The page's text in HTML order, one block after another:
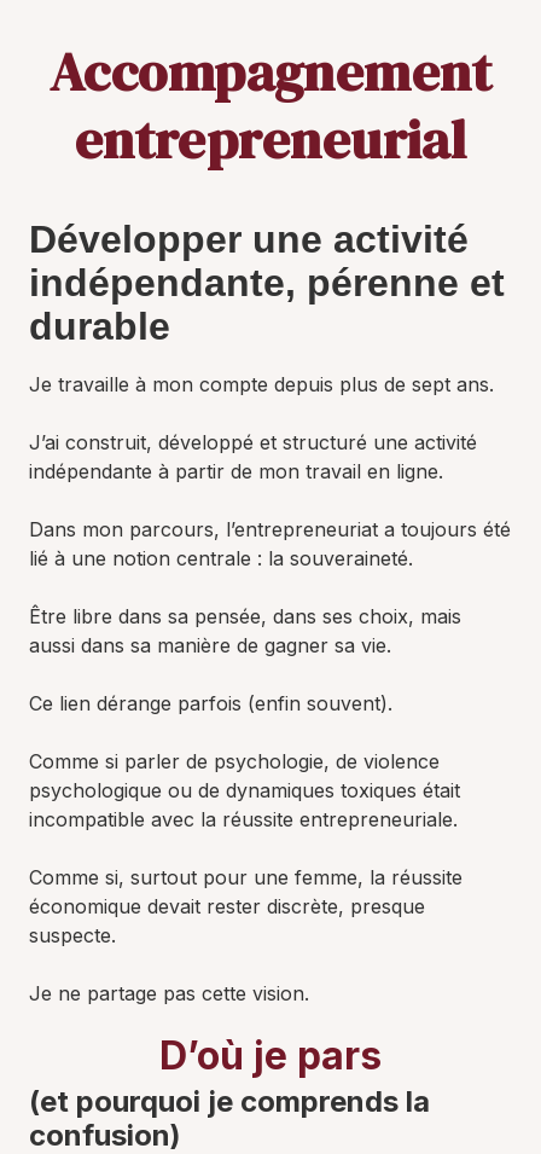
Accompagnement
entrepreneurial
Développer une activité
indépendante, pérenne et
durable
Je travaille à mon compte depuis plus de sept ans.
J’ai construit, développé et structuré une activité
indépendante à partir de mon travail en ligne.
Dans mon parcours, l’entrepreneuriat a toujours été
lié à une notion centrale : la souveraineté.
Être libre dans sa pensée, dans ses choix, mais
aussi dans sa manière de gagner sa vie.
Ce lien dérange parfois (enfin souvent).
Comme si parler de psychologie, de violence
psychologique ou de dynamiques toxiques était
incompatible avec la réussite entrepreneuriale.
Comme si, surtout pour une femme, la réussite
économique devait rester discrète, presque
suspecte.
Je ne partage pas cette vision.
D’où je pars
(et pourquoi je comprends la
confusion)